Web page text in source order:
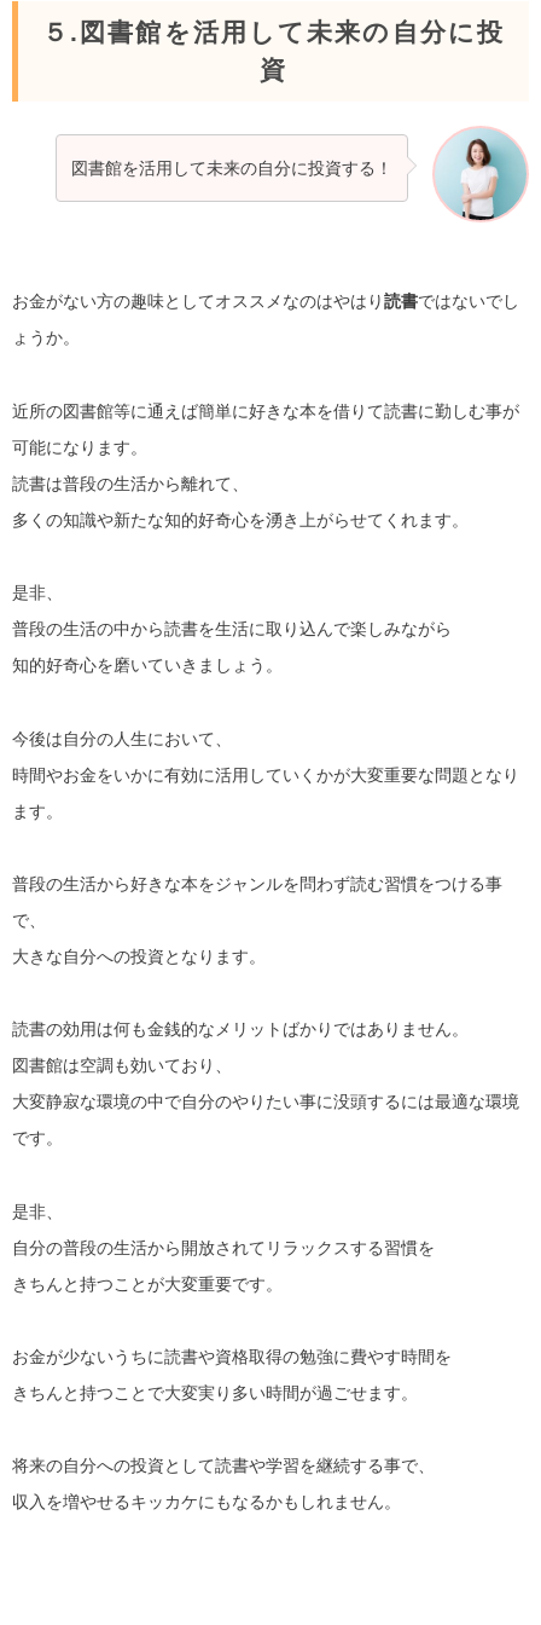
５.図書館を活用して未来の自分に投
資
図書館を活用して未来の自分に投資する！
お金がない方の趣味としてオススメなのはやはり読書ではないでし
ょうか。
近所の図書館等に通えば簡単に好きな本を借りて読書に勤しむ事が
可能になります。
読書は普段の生活から離れて、
多くの知識や新たな知的好奇心を湧き上がらせてくれます。
是非、
普段の生活の中から読書を生活に取り込んで楽しみながら
知的好奇心を磨いていきましょう。
今後は自分の人生において、
時間やお金をいかに有効に活用していくかが大変重要な問題となり
ます。
普段の生活から好きな本をジャンルを問わず読む習慣をつける事
で、
大きな自分への投資となります。
読書の効用は何も金銭的なメリットばかりではありません。
図書館は空調も効いており、
大変静寂な環境の中で自分のやりたい事に没頭するには最適な環境
です。
是非、
自分の普段の生活から開放されてリラックスする習慣を
きちんと持つことが大変重要です。
お金が少ないうちに読書や資格取得の勉強に費やす時間を
きちんと持つことで大変実り多い時間が過ごせます。
将来の自分への投資として読書や学習を継続する事で、
収入を増やせるキッカケにもなるかもしれません。